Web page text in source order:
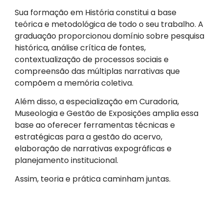
Sua formação em História constitui a base
teórica e metodológica de todo o seu trabalho. A
graduação proporcionou domínio sobre pesquisa
histórica, análise crítica de fontes,
contextualização de processos sociais e
compreensão das múltiplas narrativas que
compõem a memória coletiva.
Além disso, a especialização em Curadoria,
Museologia e Gestão de Exposições amplia essa
base ao oferecer ferramentas técnicas e
estratégicas para a gestão do acervo,
elaboração de narrativas expográficas e
planejamento institucional.
Assim, teoria e prática caminham juntas.